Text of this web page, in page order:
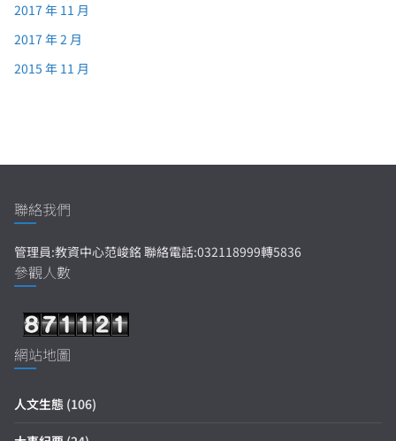
2017 年 11 月
2017 年 2 月
2015 年 11 月
聯絡我們
管理員:教資中心范峻銘 聯絡電話:032118999轉5836
參觀人數
網站地圖
人文生態 (106)